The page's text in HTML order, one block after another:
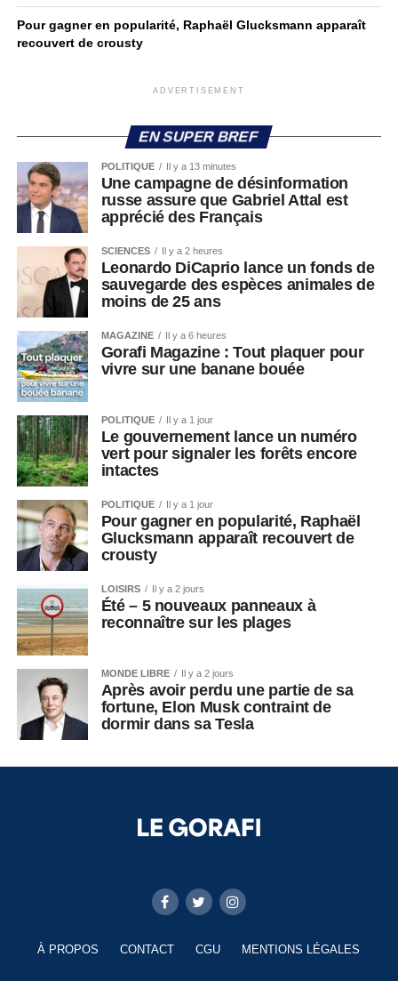
Pour gagner en popularité, Raphaël Glucksmann apparaît
recouvert de crousty
ADVERTISEMENT
EN SUPER BREF
POLITIQUE Il y a 13 minutes
Une campagne de désinformation
russe assure que Gabriel Attal est
apprécié des Français
SCIENCES Il y a 2 heures
Leonardo DiCaprio lance un fonds de
sauvegarde des espèces animales de
moins de 25 ans
MAGAZINE Il y a 6 heures
Gorafi Magazine : Tout plaquer pour
vivre sur une banane bouée
POLITIQUE Il y a 1 jour
Le gouvernement lance un numéro
vert pour signaler les forêts encore
intactes
POLITIQUE Il y a 1 jour
Pour gagner en popularité, Raphaël
Glucksmann apparaît recouvert de
crousty
LOISIRS Il y a 2 jours
Été – 5 nouveaux panneaux à
reconnaître sur les plages
MONDE LIBRE Il y a 2 jours
Après avoir perdu une partie de sa
fortune, Elon Musk contraint de
dormir dans sa Tesla
À PROPOS CONTACT CGU MENTIONS LÉGALES